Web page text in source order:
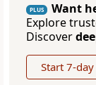
PLUS
Want
Explore
Discover
Start 7-